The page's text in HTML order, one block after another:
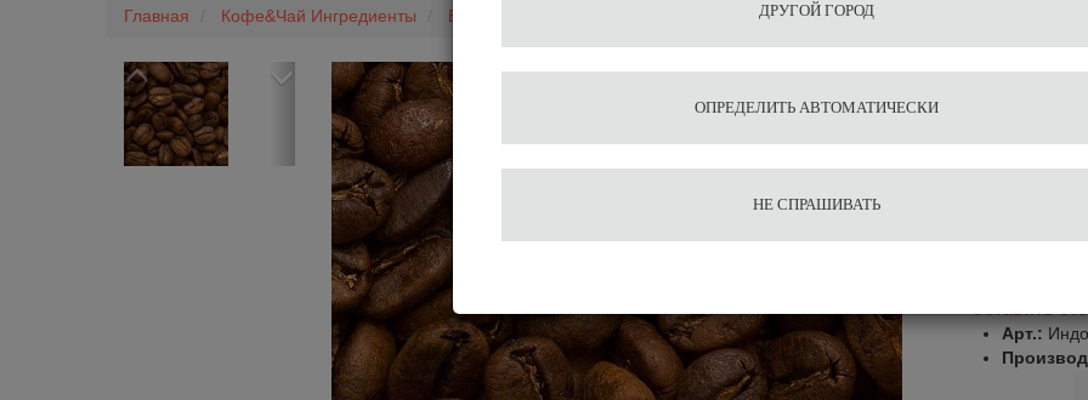
Главная Кофе&Чай Ингредиенты В зернах Кофе в зернах Индонезия Сулавеси
Previous Next
Кофе
Арт.:
ДРУГОЙ ГОРОД
ОПРЕДЕЛИТЬ АВТОМАТИЧЕСКИ
НЕ СПРАШИВАТЬ